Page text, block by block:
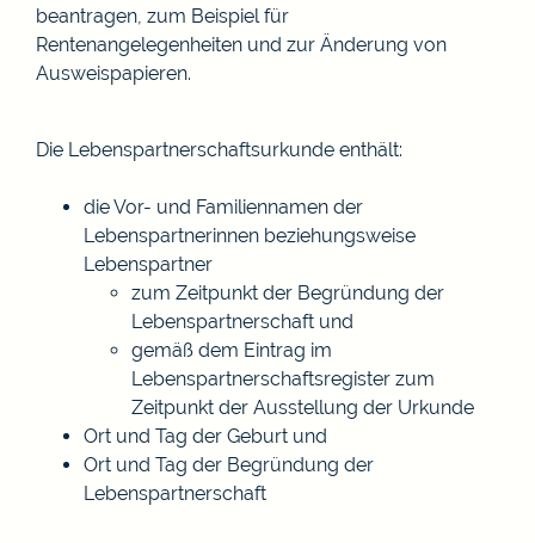
beantragen, zum Beispiel für
Rentenangelegenheiten und zur Änderung von
Ausweispapieren.
Die Lebenspartnerschaftsurkunde enthält:
die Vor- und Familiennamen der
Lebenspartnerinnen beziehungsweise
Lebenspartner
zum Zeitpunkt der Begründung der
Lebenspartnerschaft und
gemäß dem Eintrag im
Lebenspartnerschaftsregister zum
Zeitpunkt der Ausstellung der Urkunde
Ort und Tag der Geburt und
Ort und Tag der Begründung der
Lebenspartnerschaft